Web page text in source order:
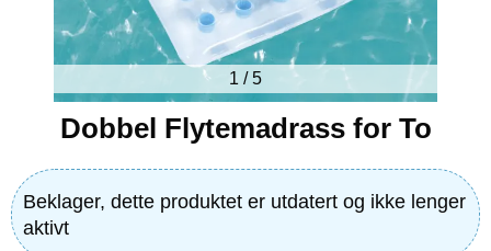
1 /5
Dobbel Flytemadrass for To
Beklager, dette produktet er utdatert og ikke lenger
aktivt